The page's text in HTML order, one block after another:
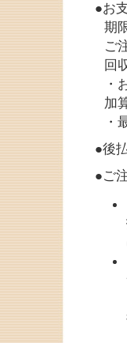
●お
期
ご
回
・
加
・
●後
●ご